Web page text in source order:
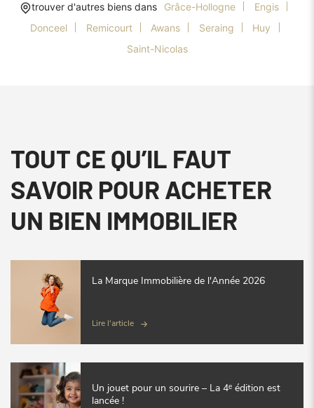
trouver d'autres biens dans Grâce-Hollogne
Engis
Donceel
Remicourt Awans Seraing
Huy
Saint-Nicolas
TOUT CE QU’IL FAUT
SAVOIR POUR ACHETER
UN BIEN IMMOBILIER
La Marque Immobilière de l'Année 2026
Lire l'article
Un jouet pour un sourire – La 4ᵉ édition est
lancée !